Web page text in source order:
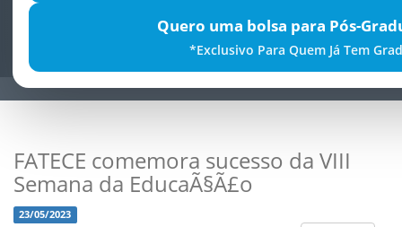
Quero uma bolsa para Pós-
*Exclusivo Para Quem Já Tem
FATECE comemora sucesso da VIII
Semana da EducaÃ§Ã£o
23/05/2023